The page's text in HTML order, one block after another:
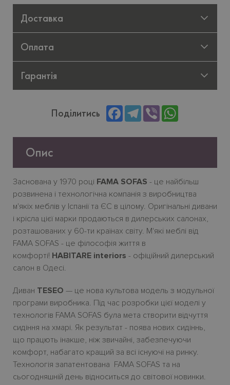
Доставка
Оплата
Гарантія
Поділитись FacebookTelegram
Viber
Опис
Заснована у 1970 році FAMA SOFAS - це найбільш
розвинена і технологічна компанія з виробництва
м'якіх меблів у Іспанії та ЄC в цілому. Оригінальні дивани
і крісла цієї марки продаються в дилерських салонах,
розташованих у 60-ти країнах світу. М'якi меблі від
FAMA SOFAS - це філософія життя в
комфорті! HABITARE interiors - офіційний дилерcький
салон в Одесі.
Диван TESEO — це нова культова модель з модульної
програми виробника. Під час розробки цієї моделі у
технологів FAMA SOFAS була мета створити відчуття
сидіння на хмарі. Як результат - поява нових сидіннь,
що працють інакше, ніж звичайні, забезпечуючи
комфорт, набагато кращий за всі існуючі на ринку.
Технологія запатентована FAMA SOFAS та на
сьогодняшній день відноситься до світової новинки.